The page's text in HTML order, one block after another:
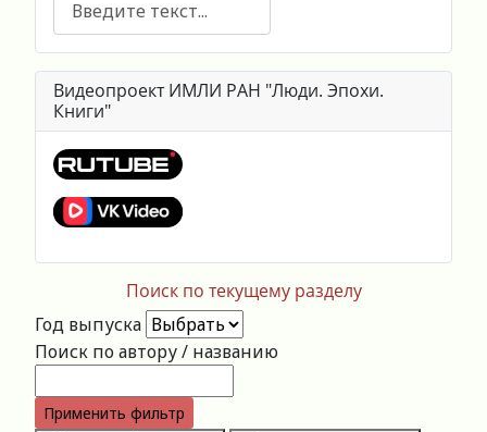
Видеопроект ИМЛИ РАН "Люди. Эпохи.
Книги"
Поиск по текущему разделу
Год выпуска
Поиск по автору / названию
Применить фильтр